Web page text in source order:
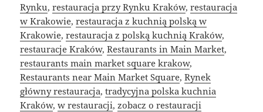
Rynku,restauracja przy Rynku Kraków,restauracja
w Krakowie,restauracja z kuchnią polską w
Krakowie,restauracja z polską kuchnią Kraków,
restauracje Kraków,Restaurants in Main Market,
restaurants main market square krakow,
Restaurants near Main Market Square,Rynek
główny restauracja,tradycyjna polska kuchnia
Kraków,w restauracji,zobacz o restauracji